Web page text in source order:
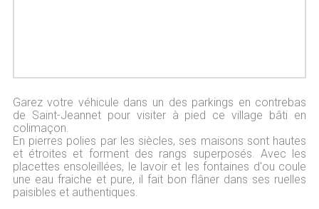
Garez votre véhicule dans un des parkings en contrebas
de Saint-Jeannet pour visiter à pied ce village bâti en
colimaçon.
En pierres polies par les siècles, ses maisons sont hautes
et étroites et forment des rangs superposés. Avec les
placettes ensoleillées, le lavoir et les fontaines d'ou coule
une eau fraiche et pure, il fait bon flâner dans ses ruelles
paisibles et authentiques.